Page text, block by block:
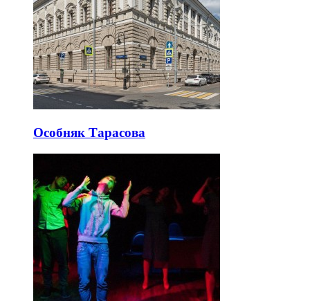
Особняк Тарасова